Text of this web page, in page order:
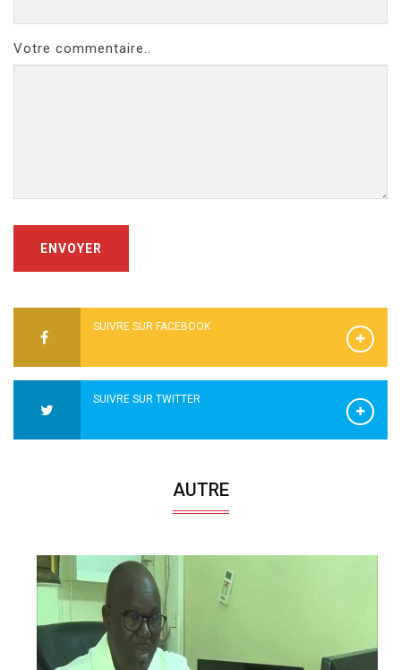
Votre commentaire..
ENVOYER
SUIVRE SUR FACEBOOK
SUIVRE SUR TWITTER
AUTRE